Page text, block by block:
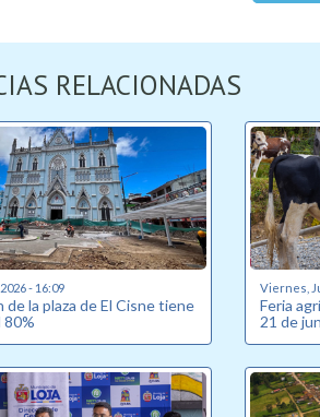
RELACIONADAS
- 16:09
de la plaza de El Cisne tiene
80%
Viernes,
Feria
21 de